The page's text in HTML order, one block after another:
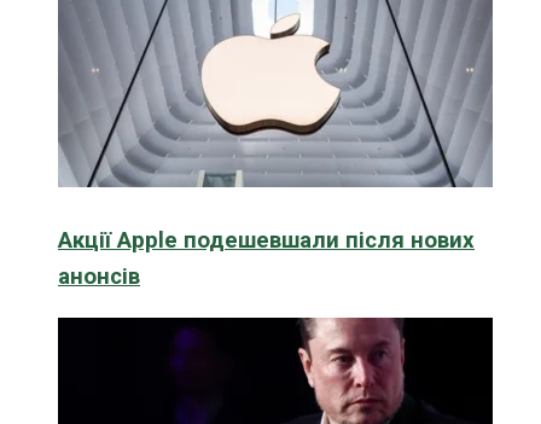
Акції Apple подешевшали після нових
анонсів